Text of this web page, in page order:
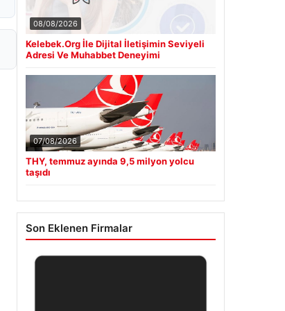
08/08/2026
Kelebek.Org İle Dijital İletişimin Seviyeli
Adresi Ve Muhabbet Deneyimi
07/08/2026
THY, temmuz ayında 9,5 milyon yolcu
taşıdı
Son Eklenen Firmalar